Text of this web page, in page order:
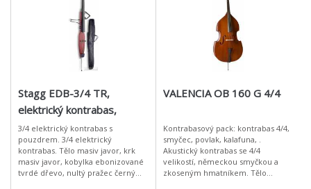
Stagg EDB-3/4 TR,
elektrický kontrabas,
červený
3/4 elektrický kontrabas s
pouzdrem. 3/4 elektrický
kontrabas. Tělo masiv javor, krk
masiv javor, kobylka ebonizované
tvrdé dřevo, nultý pražec černý
VALENCIA OB 160 G 4/4
Kontrabasový pack: kontrabas 4/4,
smyčec, povlak, kalafuna, .
Akustický kontrabas se 4/4
velikostí, německou smyčkou a
zkoseným hmatníkem. Tělo